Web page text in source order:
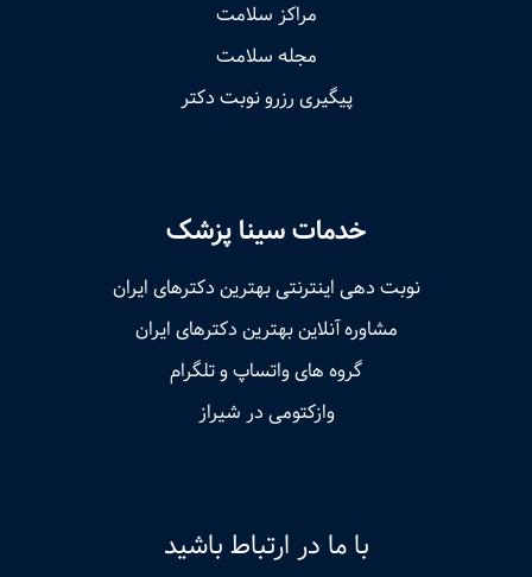
مراکز سلامت
مجله سلامت
پیگیری رزرو نوبت دکتر
خدمات سینا پزشک
نوبت‌ دهی اینترنتی بهترین دکترهای ایران
مشاوره آنلاین بهترین دکترهای ایران
گروه های واتساپ و تلگرام
وازکتومی در شیراز
با ما در ارتباط باشید